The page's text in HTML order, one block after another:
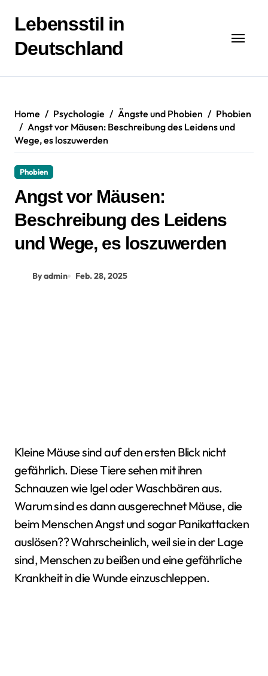
Inhalt
springen
Lebensstil in
Deutschland
Home Psychologie Ängste und Phobien
Phobien
Angst vor Mäusen: Beschreibung des Leidens und
Wege, es loszuwerden
Phobien
Angst vor Mäusen:
Beschreibung des Leidens
und Wege, es loszuwerden
By admin Feb. 28, 2025
Kleine Mäuse sind auf den ersten Blick nicht
gefährlich. Diese Tiere sehen mit ihren
Schnauzen wie Igel oder Waschbären aus.
Warum sind es dann ausgerechnet Mäuse, die
beim Menschen Angst und sogar Panikattacken
auslösen?? Wahrscheinlich, weil sie in der Lage
sind, Menschen zu beißen und eine gefährliche
Krankheit in die Wunde einzuschleppen.